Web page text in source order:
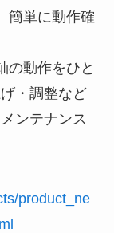
簡単に動作確
の動作をひと
・調整など
ンテナンス
product_ne